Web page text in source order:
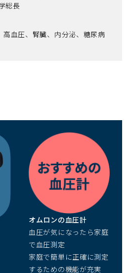
総長
高血圧、腎臓、内分泌、糖尿病
オムロンの血圧計
血圧が気になったら家庭
で血圧測定
家庭で簡単に正確に測定
するための機能が充実